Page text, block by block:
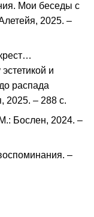
Мои беседы с
2025. –
и
распада
2025. – 288 с.
Бослен, 2024. –
–